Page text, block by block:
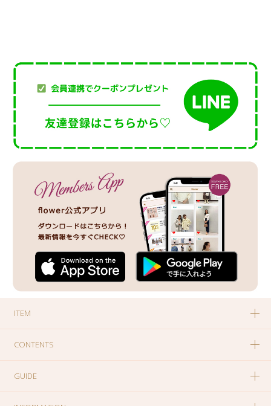
ITEM
CONTENTS
GUIDE